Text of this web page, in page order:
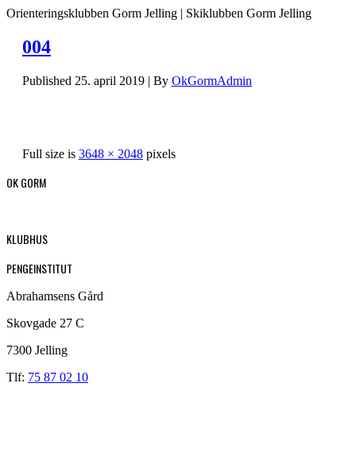
Orienteringsklubben Gorm Jelling | Skiklubben Gorm Jelling
004
Published 25. april 2019 | By OkGormAdmin
Full size is 3648 × 2048 pixels
OK GORM
KLUBHUS
PENGEINSTITUT
Abrahamsens Gård
Skovgade 27 C
7300 Jelling
Tlf: 75 87 02 10